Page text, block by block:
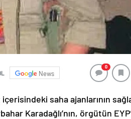
News
0
saha ajanlarının
Karadağlı’nın, örgütün